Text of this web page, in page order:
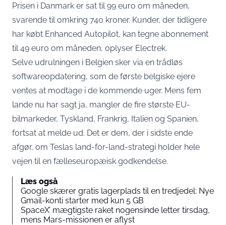
Prisen i Danmark er sat til 99 euro om måneden,
svarende til omkring 740 kroner. Kunder, der tidligere
har købt Enhanced Autopilot, kan tegne abonnement
til 49 euro om måneden, oplyser Electrek.
Selve udrulningen i Belgien sker via en trådløs
softwareopdatering, som de første belgiske ejere
ventes at modtage i de kommende uger. Mens fem
lande nu har sagt ja, mangler de fire største EU-
bilmarkeder, Tyskland, Frankrig, Italien og Spanien,
fortsat at melde ud. Det er dem, der i sidste ende
afgør, om Teslas land-for-land-strategi holder hele
vejen til en fælleseuropæisk godkendelse.
Læs også
Google skærer gratis lagerplads til en tredjedel: Nye
Gmail-konti starter med kun 5 GB
SpaceX’ mægtigste raket nogensinde letter tirsdag,
mens Mars-missionen er aflyst